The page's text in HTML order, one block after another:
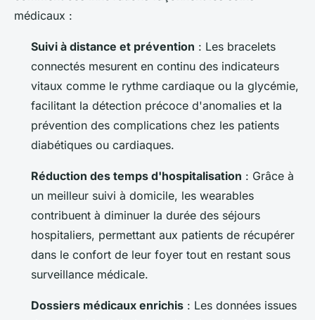
médicaux :
Suivi à distance et prévention : Les bracelets
connectés mesurent en continu des indicateurs
vitaux comme le rythme cardiaque ou la glycémie,
facilitant la détection précoce d'anomalies et la
prévention des complications chez les patients
diabétiques ou cardiaques.
Réduction des temps d'hospitalisation : Grâce à
un meilleur suivi à domicile, les wearables
contribuent à diminuer la durée des séjours
hospitaliers, permettant aux patients de récupérer
dans le confort de leur foyer tout en restant sous
surveillance médicale.
Dossiers médicaux enrichis : Les données issues